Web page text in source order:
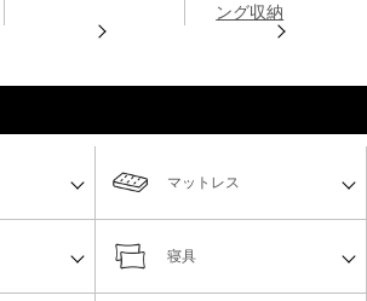
ング収納
マットレス
寝具